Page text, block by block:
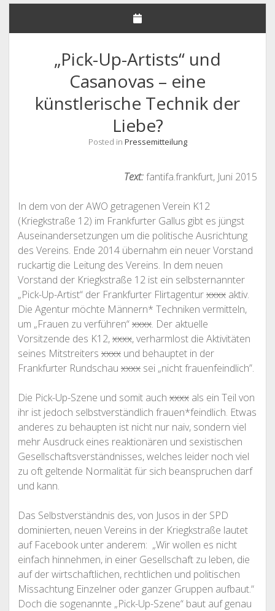
STELLUNGNAHMEN
DEUTSCHLANDSEMESTERTICKET
MITGLIEDER
SATZUNG & GO
Offene
Drop-
SATZUNG
GESCHÄFTSORDNUNG
LINKS & FAQ
Down-
Menü
LINKS
KONTAKT & IMPRESSUM
„Pick-Up-Artists“ und
Casanovas – eine
künstlerische Technik der
Liebe?
Posted in Pressemitteilung
Text:fantifa.frankfurt, Juni 2015
In dem von der AWO getragenen Verein K12
(Kriegkstraße 12) im Frankfurter Gallus gibt es jüngst
Auseinandersetzungen um die politische Ausrichtung
des Vereins. Ende 2014 übernahm ein neuer Vorstand
ruckartig die Leitung des Vereins. In dem neuen
Vorstand der Kriegkstraße 12 ist ein selbsternannter
„Pick-Up-Artist“ der Frankfurter Flirtagenturxxxxaktiv.
Die Agentur möchte Männern* Techniken vermitteln,
um „Frauen zu verführen“xxxx. Der aktuelle
Vorsitzende des K12,xxxx, verharmlost die Aktivitäten
seines Mitstreiters xxxxund behauptet in der
Frankfurter Rundschau xxxxsei „nicht frauenfeindlich”.
Die Pick-Up-Szene und somit auch xxxxals ein Teil von
ihr ist jedoch selbstverständlich frauen*feindlich. Etwas
anderes zu behaupten ist nicht nur naiv, sondern viel
mehr Ausdruck eines reaktionären und sexistischen
Gesellschaftsverständnisses, welches leider noch viel
zu oft geltende Normalität für sich beanspruchen darf
und kann.
Das Selbstverständnis des, von Jusos in der SPD
dominierten, neuen Vereins in der Kriegkstraße lautet
auf Facebook unter anderem: „Wir wollen es nicht
einfach hinnehmen, in einer Gesellschaft zu leben, die
auf der wirtschaftlichen, rechtlichen und politischen
Missachtung Einzelner oder ganzer Gruppen aufbaut.“
Doch die sogenannte „Pick-Up-Szene“ baut auf genau